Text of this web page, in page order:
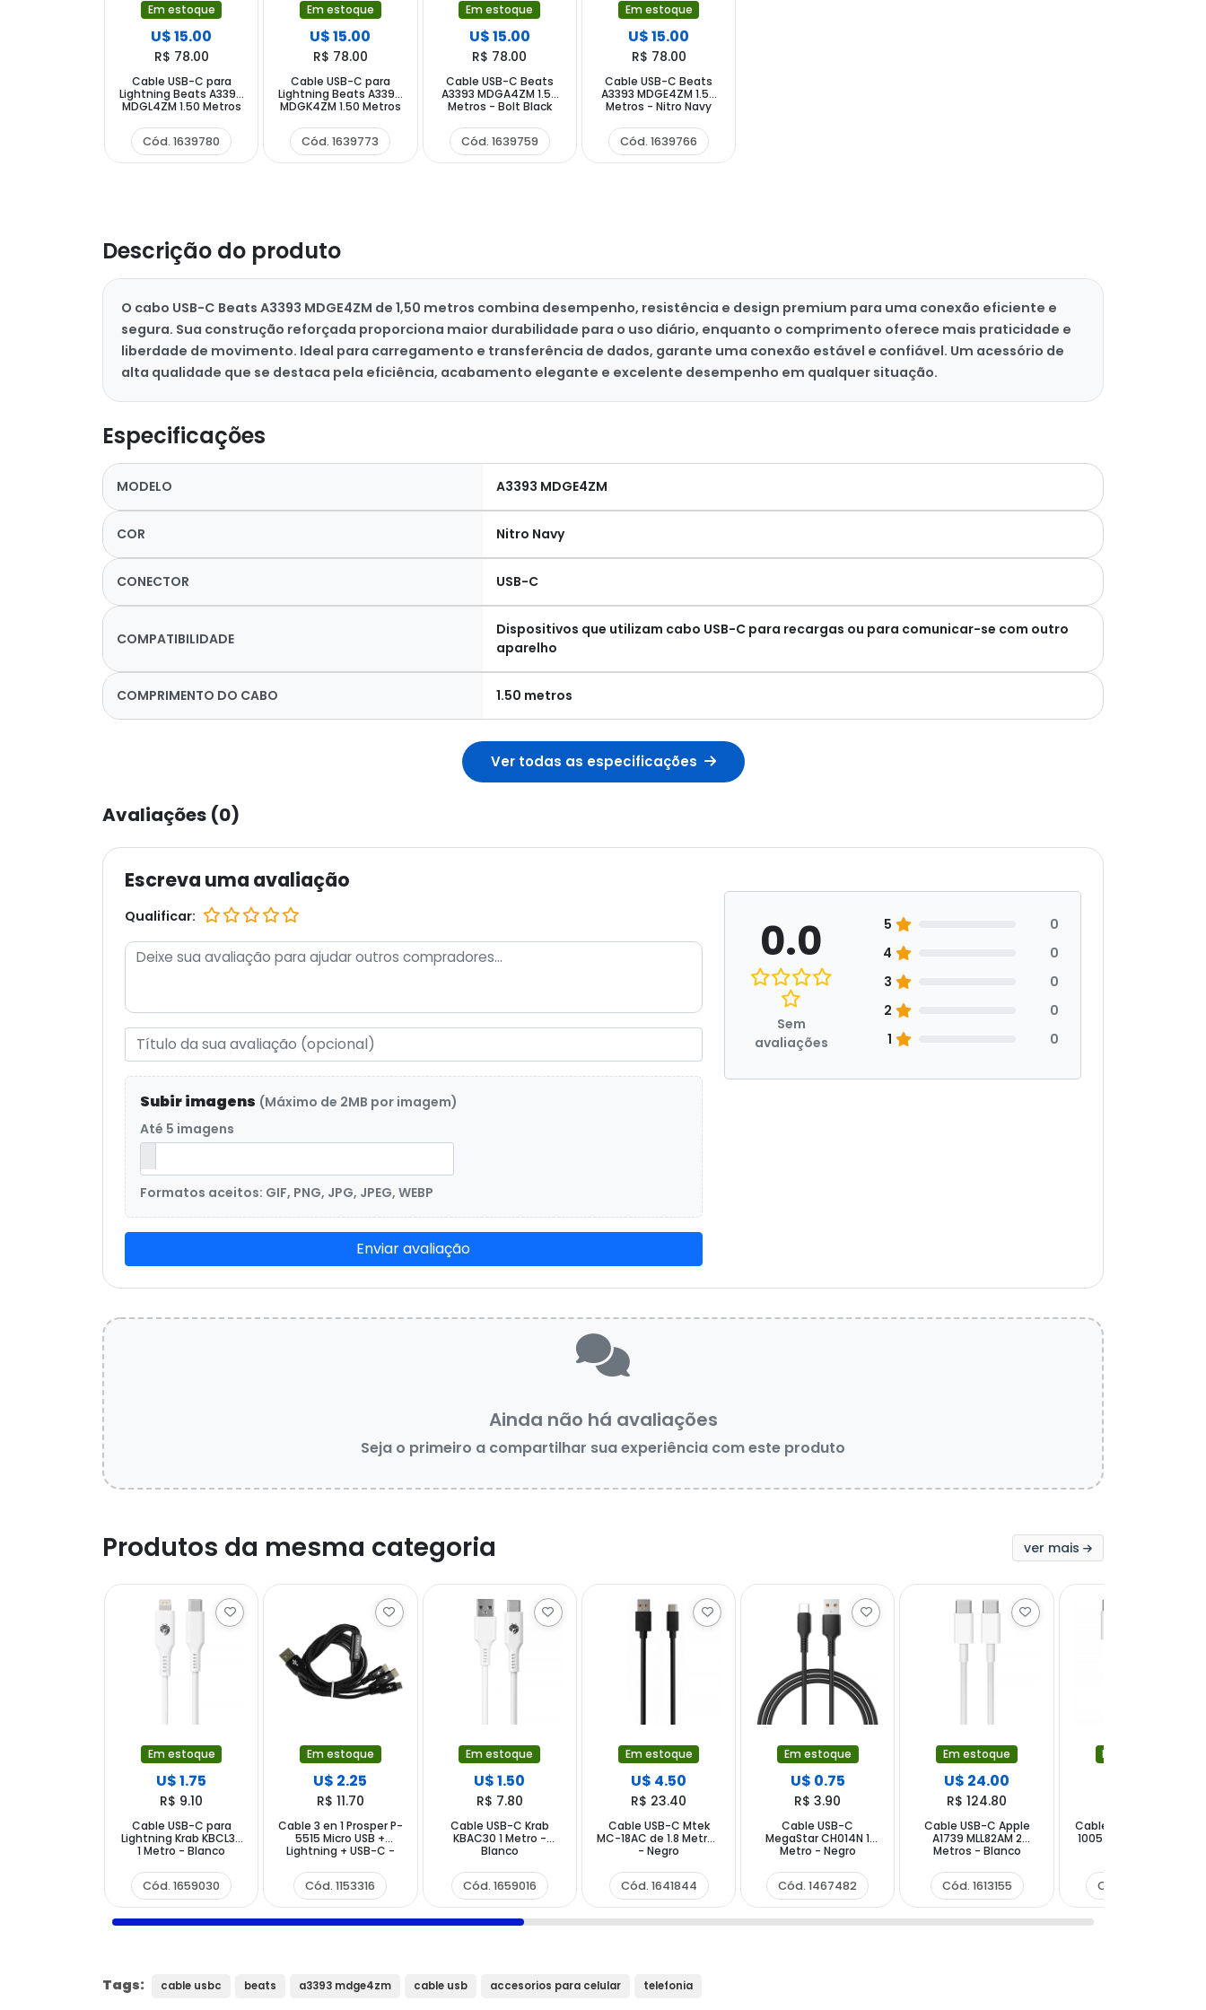
Em estoque
U$ 15.00
R$ 78.00
Cable USB-C para
Lightning Beats A3395
MDGL4ZM 1.50 Metros
Cód. 1639780
Em estoque
U$ 15.00
R$ 78.00
Cable USB-C para
Lightning Beats A3395
MDGK4ZM 1.50 Metros
Cód. 1639773
Em estoque
U$ 15.00
R$ 78.00
Cable USB-C Beats
A3393 MDGA4ZM 1.50
Metros - Bolt Black
Cód. 1639759
Em estoque
U$ 15.00
R$ 78.00
Cable USB-C Beats
A3393 MDGE4ZM 1.50
Metros - Nitro Navy
Cód. 1639766
Descrição do produto
O cabo USB-C Beats A3393 MDGE4ZM de 1,50 metros combina desempenho, resistência e design premium para uma conexão eficiente e
segura. Sua construção reforçada proporciona maior durabilidade para o uso diário, enquanto o comprimento oferece mais praticidade e
liberdade de movimento. Ideal para carregamento e transferência de dados, garante uma conexão estável e confiável. Um acessório de
alta qualidade que se destaca pela eficiência, acabamento elegante e excelente desempenho em qualquer situação.
Especificações
MODELO A3393 MDGE4ZM
COR Nitro Navy
CONECTOR USB-C
COMPATIBILIDADE
Dispositivos que utilizam cabo USB-C para recargas ou para comunicar-se com outro
aparelho
COMPRIMENTO DO CABO 1.50 metros
Ver todas as especificações
Avaliações (0)
Escreva uma avaliação
Qualificar:
Subir imagens (Máximo de 2MB por imagem)
Até 5 imagens
Formatos aceitos: GIF, PNG, JPG, JPEG, WEBP
Enviar avaliação
0.0
Sem
avaliações
5
0
4
0
3
0
2
0
1
0
Ainda não há avaliações
Seja o primeiro a compartilhar sua experiência com este produto
Produtos da mesma categoria ver mais
Em estoque
U$ 1.75
R$ 9.10
Cable USB-C para
Lightning Krab KBCL30
1 Metro - Blanco
Cód. 1659030
Em estoque
U$ 2.25
R$ 11.70
Cable 3 en 1 Prosper P-
5515 Micro USB +
Lightning + USB-C -
Cód. 1153316
Em estoque
U$ 1.50
R$ 7.80
Cable USB-C Krab
KBAC30 1 Metro -
Blanco
Cód. 1659016
Em estoque
U$ 4.50
R$ 23.40
Cable USB-C Mtek
MC-18AC de 1.8 Metros
- Negro
Cód. 1641844
Em estoque
U$ 0.75
R$ 3.90
Cable USB-C
MegaStar CH014N 1
Metro - Negro
Cód. 1467482
Em estoque
U$ 24.00
R$ 124.80
Cable USB-C Apple
A1739 MLL82AM 2
Metros - Blanco
Cód. 1613155
Em estoque
Cable USB-C Mox Mo-
1005 1 Metro - Blanco
Cód. 1655629
Tags: cable usbc beats a3393 mdge4zm cable usb accesorios para celular telefonia